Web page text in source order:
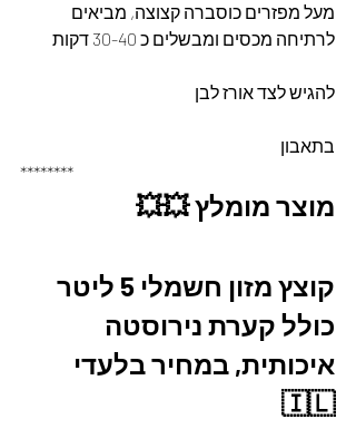
מעל מפזרים כוסברה קצוצה, מביאים
לרתיחה מכסים ומבשלים כ 30-40 דקות
להגיש לצד אורז לבן
בתאבון
********
מוצר מומלץ 💥💥
קוצץ מזון חשמלי 5 ליטר
כולל קערת נירוסטה
איכותית, במחיר בלעדי
🇮🇱